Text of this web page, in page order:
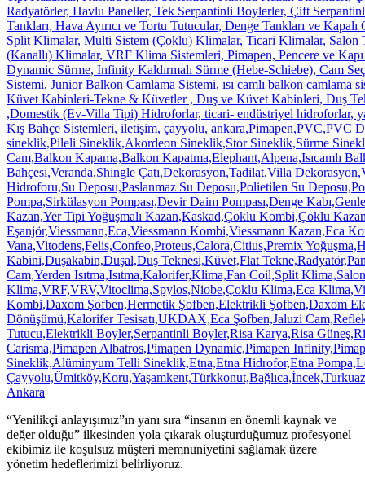
“Yenilikçi anlayışımız”ın yanı sıra “insanın en önemli kaynak ve
değer olduğu” ilkesinden yola çıkarak oluşturduğumuz profesyonel
ekibimiz ile koşulsuz müşteri memnuniyetini sağlamak üzere
yönetim hedeflerimizi belirliyoruz.